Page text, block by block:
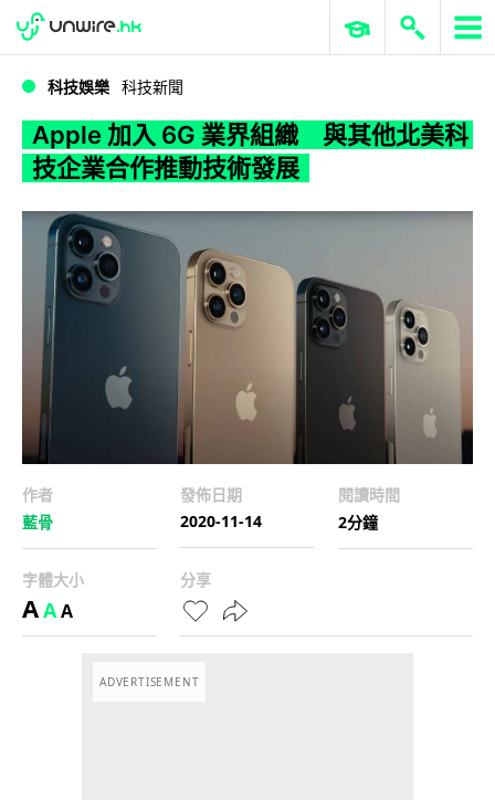
WWDC 2026 ERP 與商業 AI
科技娛樂 科技新聞
Apple 加入 6G 業界組織 與其他北美科
技企業合作推動技術發展
作者
藍骨
發佈日期
2020-11-14
閱讀時間
2分鐘
字體大小
AAA
分享
ADVERTISEMENT